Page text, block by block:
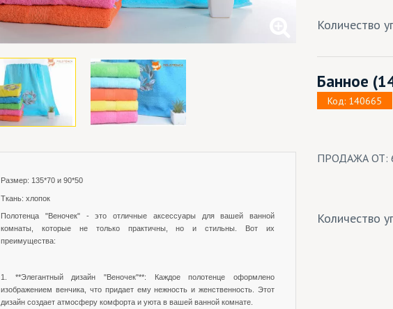
Размер: 135*70 и 90*50
Ткань: хлопок
Полотенца "Веночек" - это отличные аксессуары для вашей ванной
комнаты, которые не только практичны, но и стильны. Вот их
преимущества:
1. **Элегантный дизайн "Веночек"**: Каждое полотенце оформлено
изображением венчика, что придает ему нежность и женственность. Этот
дизайн создает атмосферу комфорта и уюта в вашей ванной комнате.
Количество
Банное
Код: 140665
ПРОДАЖА ОТ:
Количество